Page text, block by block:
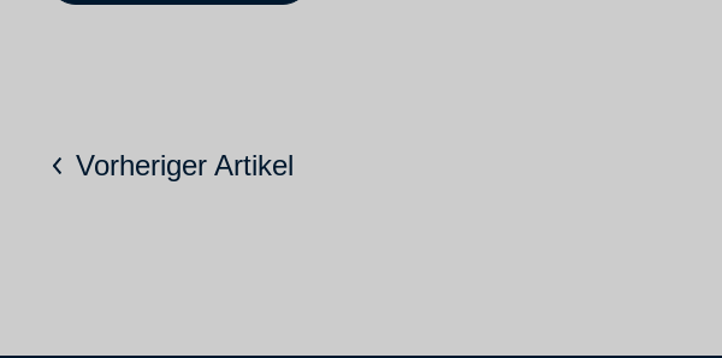
Vorheriger Artikel